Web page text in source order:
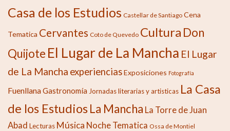
Casa de los Estudios Castellar de Santiago Cena
Tematica Cervantes Coto de Quevedo Cultura Don
Quijote El Lugar de La Mancha El Lugar
de La Mancha experienciasExposiciones Fotografía
FuenllanaGastronomía Jornadas literarias y artisticas La Casa
de los EstudiosLa Mancha La Torre de Juan
Abad Lecturas Música Noche Tematica Ossa de Montiel